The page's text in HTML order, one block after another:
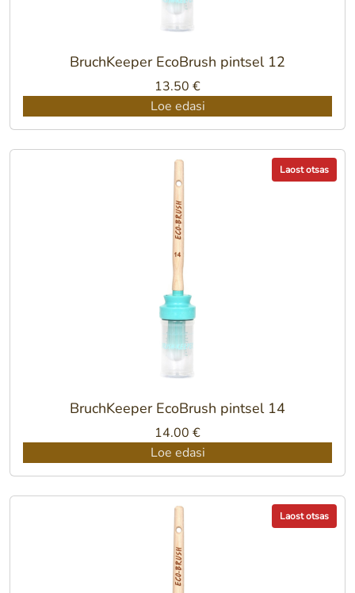
BruchKeeper EcoBrush pintsel 12
13.50 €
Loe edasi
Laost otsas
BruchKeeper EcoBrush pintsel 14
14.00 €
Loe edasi
Laost otsas